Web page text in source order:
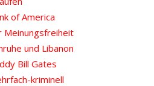
of America
Meinungsfreiheit
und Libanon
Bill Gates
kriminell